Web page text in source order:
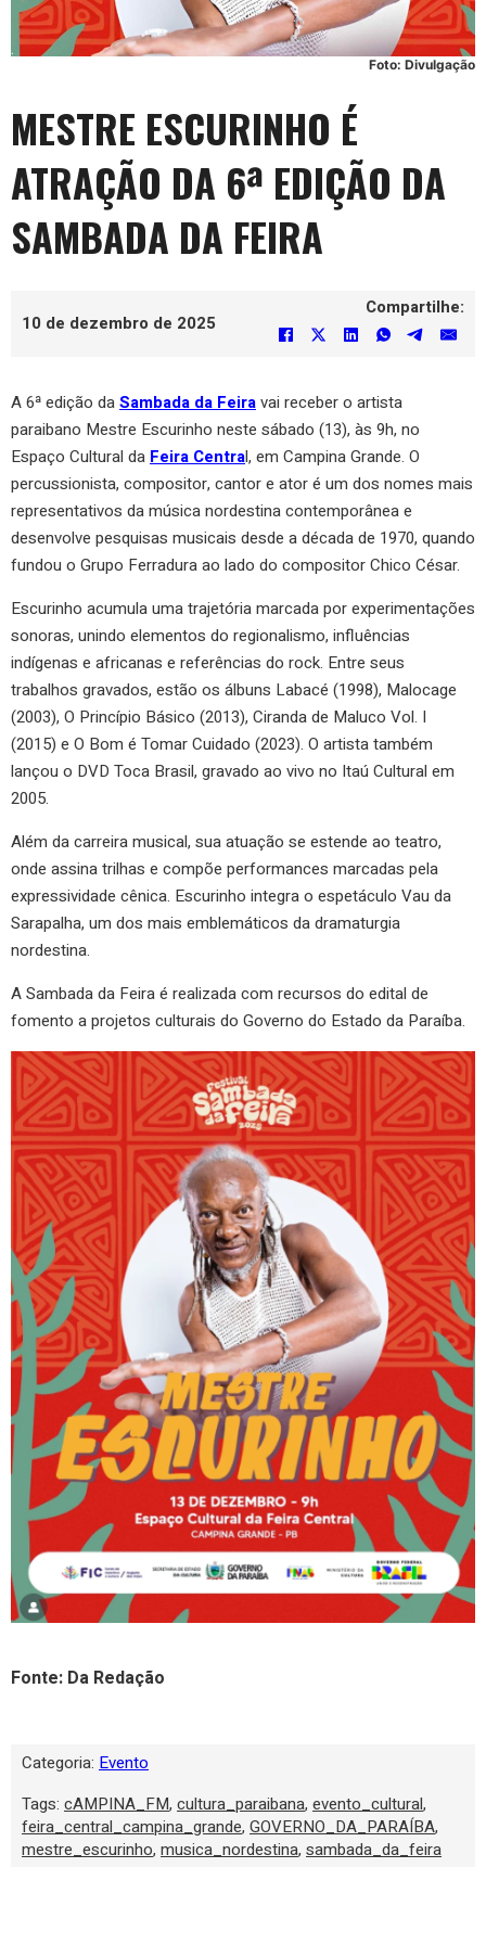
Foto: Divulgação
MESTRE ESCURINHO É
ATRAÇÃO DA 6ª EDIÇÃO DA
SAMBADA DA FEIRA
10 de dezembro de 2025
Compartilhe:
A 6ª edição daSambada da Feiravai receber o artista
paraibano Mestre Escurinho neste sábado (13), às 9h, no
Espaço Cultural da Feira Central, em Campina Grande. O
percussionista, compositor, cantor e ator é um dos nomes mais
representativos da música nordestina contemporânea e
desenvolve pesquisas musicais desde a década de 1970, quando
fundou o Grupo Ferradura ao lado do compositor Chico César.
Escurinho acumula uma trajetória marcada por experimentações
sonoras, unindo elementos do regionalismo, influências
indígenas e africanas e referências do rock. Entre seus
trabalhos gravados, estão os álbuns Labacé (1998), Malocage
(2003), O Princípio Básico (2013), Ciranda de Maluco Vol. I
(2015) e O Bom é Tomar Cuidado (2023). O artista também
lançou o DVD Toca Brasil, gravado ao vivo no Itaú Cultural em
2005.
Além da carreira musical, sua atuação se estende ao teatro,
onde assina trilhas e compõe performances marcadas pela
expressividade cênica. Escurinho integra o espetáculo Vau da
Sarapalha, um dos mais emblemáticos da dramaturgia
nordestina.
A Sambada da Feira é realizada com recursos do edital de
fomento a projetos culturais do Governo do Estado da Paraíba.
Fonte: Da Redação
Categoria: Evento
Tags: cAMPINA_FM, cultura_paraibana, evento_cultural,
feira_central_campina_grande, GOVERNO_DA_PARAÍBA,
mestre_escurinho, musica_nordestina, sambada_da_feira